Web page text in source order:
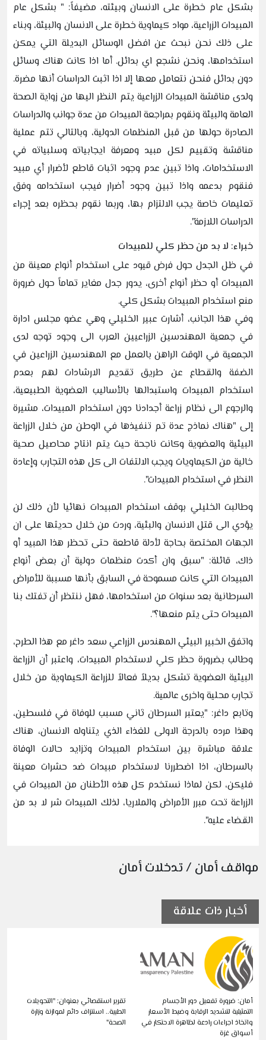
بشكل عام خطرة على الانسان وبيئته، مضيفاً: " بشكل عام
المبيدات الزراعية، مواد كيماوية خطرة على الانسان والبيئة، وبناء
على ذلك نحن نبحث عن افضل الوسائل البديلة التي يمكن
استخدامها، ونحن نشجع اي بدائل. أما اذا كانت هناك وسائل
دون بدائل فنحن نتعامل معها إلا اذا اثبت الدراسات أنها مضرة.
ولدى مناقشة المبيدات الزراعية يتم النظر اليها من زواية الصحة
العامة والبيئة ونقوم بمراجعة المبيدات من عدة جوانب والدراسات
الصادرة حولها من قبل المنظمات الدولية، وبالتالي تتم عملية
مناقشة وتقييم لكل مبيد ومعرفة ايجابياته وسلبياته في
الاستخدامات، واذا تبين عدم وجود اثبات قاطع لأضرار أي مبيد
فنقوم بدعمه واذا تبين وجود أضرار فيجب استخدامه وفق
تعليمات خاصة يجب الالتزام بها، وربما نقوم بحظره بعد إجراء
الدراسات اللازمة".
خبراء: لا بد من حظر كلي للمبيدات
في ظل الجدل حول فرض قيود على استخدام أنواع معينة من
المبيدات أو حظر أنواع أخرى، يدور جدل مغاير تماماً حول ضرورة
منع استخدام المبيدات بشكل كلي.
وفي هذا الجانب، أشارت عبير الخليلي وهي عضو مجلس ادارة
في جمعية المهندسين الزراعيين العرب الى وجود توجه لدى
الجمعية في الوقت الراهن بالعمل مع المهندسين الزراعين في
الضفة والقطاع عن طريق تقديم الارشادات لهم بعدم
استخدام المبيدات واستبدالها بالأساليب العضوية الطبيعية،
والرجوع الى نظام زراعة أجدادنا دون استخدام المبيدات، مشيرة
إلى "هناك نماذج عدة تم تنفيذها في الوطن من خلال الزراعة
البيئية والعضوية وكانت ناجحة حيث يتم انتاج محاصيل صحية
خالية من الكيماويات ويجب الالتفات الى كل هذه التجارب وإعادة
النظر في استخدام المبيدات".
وطالبت الخليلي بوقف استخدام المبيدات نهائيا لأن ذلك لن
يؤدي الى قتل الانسان والبئية، وردت من خلال حديثها على ان
الجهات المختصة بحاجة لأدلة قاطعة حتى تحظر هذا المبيد أو
ذاك، قائلة: "سبق وان أكدت منظمات دولية أن بعض أنواع
المبيدات التي كانت مسموحة في السابق بأنها مسببة للأمراض
السرطانية بعد سنوات من استخدامها، فهل ننتظر أن تفتك بنا
المبيدات حتى يتم منعها؟".
واتفق الخبير البيئي المهندس الزراعي سعد داغر مع هذا الطرح،
وطالب بضرورة حظر كلي لاستخدام المبيدات، واعتبر أن الزراعة
البيئية العضوية تشكل بديلاً فعالاً للزراعة الكيماوية من خلال
تجارب محلية واخرى عالمية.
وتابع داغر: "يعتبر السرطان ثاني مسبب للوفاة في فلسطين،
وهذا مرده بالدرجة الاولى للغذاء الذي يتناوله الانسان، هناك
علاقة مباشرة بين استخدام المبيدات وتزايد حالات الوفاة
بالسرطان، اذا اضطررنا لاستخدام مبيدات ضد حشرات معينة
فليكن، لكن لماذا نستخدم كل هذه الأطنان من المبيدات في
الزراعة تحت مبرر الأمراض والملاريا، لذلك المبيدات شر لا بد من
القضاء عليه".
مواقف أمان / تدخلات أمان
أخبار ذات علاقة
أمان: ضرورة تفعيل دور الأجسام
التمثيلية لتشديد الرقابة وضبط الأسعار
واتخاذ اجراءات رادعة لظاهرة الاحتكار في
أسواق غزة
تقرير استقصائي بعنوان: "التحويلات
الطبية.. استنزاف دائم لموازنة وزارة
الصحة"